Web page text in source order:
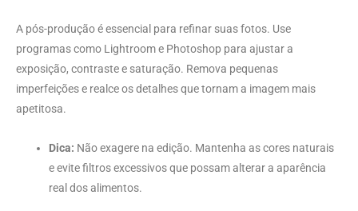
A pós-produção é essencial para refinar suas fotos. Use
programas como Lightroom e Photoshop para ajustar a
exposição, contraste e saturação. Remova pequenas
imperfeições e realce os detalhes que tornam a imagem mais
apetitosa.
Dica: Não exagere na edição. Mantenha as cores naturais
e evite filtros excessivos que possam alterar a aparência
real dos alimentos.